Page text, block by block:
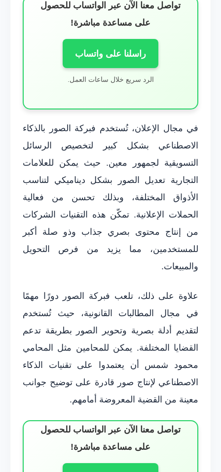
تواصل معنا الآن عبر الواتساب للحصول
على مساعدة مباشرة!
راسلنا على واتساب
الرد سريع خلال ساعات العمل.
في مجال الإعلان، تُستخدم فبركة الصور بالذكاء
الاصطناعي بشكل كبير لتخصيص الرسائل
التسويقية لجمهور معين. حيث يمكن للعلامات
التجارية تعديل الصور بشكل ديناميكي لتناسب
الأذواق المختلفة، وبذلك تحسن من فعالية
الحملات الإعلانية. تمكّن هذه التقنيات الشركات
من إنتاج محتوى بصري جذاب وذو صلة أكبر
للمستخدمين، مما يزيد من فرص التحويل
والمبيعات.
علاوة على ذلك، تلعب فبركة الصور دورًا مهمًا
في مجال المطالبات القانونية، حيث تُستخدم
لتقديم أدلة بصرية وتحوير الصور بطريقة تدعم
القضايا المختلفة. يمكن للمحامين مثل المحامي
محمود شمس أن يعتمدوا على تقنيات الذكاء
الاصطناعي لإنتاج صور قادرة على توضيح جوانب
معينة من القضية المعروضة أمامهم.
تواصل معنا الآن عبر الواتساب للحصول
على مساعدة مباشرة!